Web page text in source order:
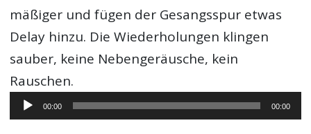
mäßiger und fügen der Gesangsspur etwas
Delay hinzu. Die Wiederholungen klingen
sauber, keine Nebengeräusche, kein
Rauschen.
Audio-
Player
00:00 00:00